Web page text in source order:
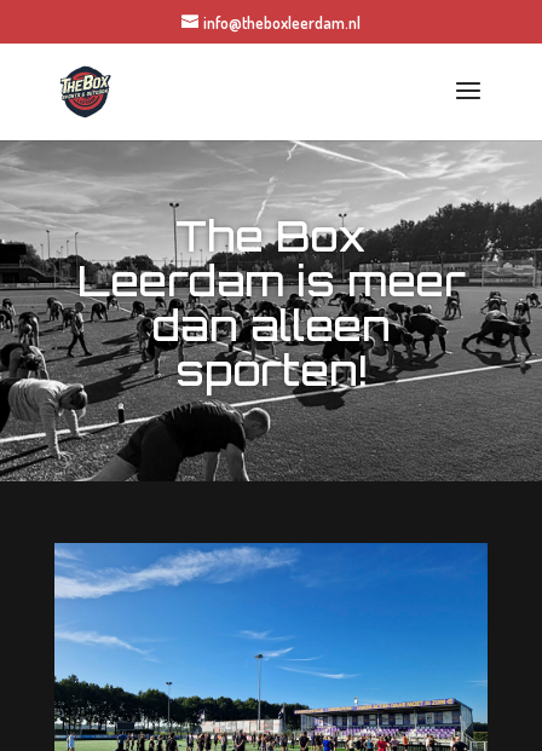
info@theboxleerdam.nl
The Box
Leerdam is meer
dan alleen
sporten!